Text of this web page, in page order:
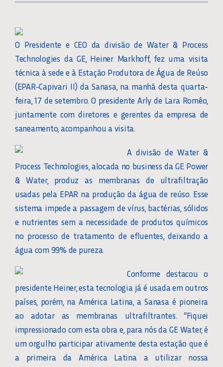
O Presidente e CEO da divisão de Water & Process
Technologies da GE, Heiner Markhoff, fez uma visita
técnica à sede e à Estação Produtora de Água de Reúso
(EPAR-Capivari II) da Sanasa, na manhã desta quarta-
feira, 17 de setembro. O presidente Arly de Lara Romêo,
juntamente com diretores e gerentes da empresa de
saneamento, acompanhou a visita.
A divisão de Water &
Process Technologies, alocada no business da GE Power
& Water, produz as membranas de ultrafiltração
usadas pela EPAR na produção da água de reúso. Esse
sistema impede a passagem de vírus, bactérias, sólidos
e nutrientes sem a necessidade de produtos químicos
no processo de tratamento de efluentes, deixando a
água com 99% de pureza.
Conforme destacou o
presidente Heiner, esta tecnologia já é usada em outros
países, porém, na América Latina, a Sanasa é pioneira
ao adotar as membranas ultrafiltrantes. “Fiquei
impressionado com esta obra e, para nós da GE Water, é
um orgulho participar ativamente desta estação que é
a primeira da América Latina a utilizar nossa